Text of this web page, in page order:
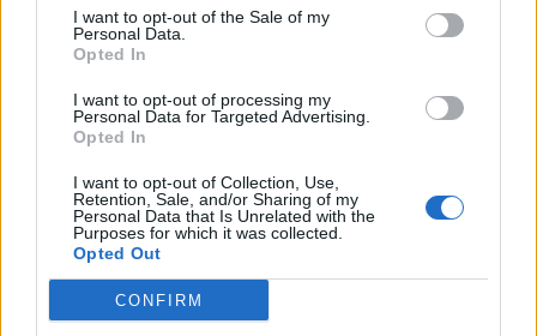
I want to opt-out of the Sale of my
Personal Data.
Opted In
I want to opt-out of processing my
Personal Data for Targeted Advertising.
Opted In
I want to opt-out of Collection, Use,
Retention, Sale, and/or Sharing of my
Personal Data that Is Unrelated with the
Purposes for which it was collected.
Opted Out
CONFIRM
Prawa autorskie do zdjęć:
Gina Sanders/stock.adobe.com
richardlyons/stock.adobe.com
Dan Race/stock.adobe.com
Czy podoba Ci się nasza strona internetowa? podziel
się nim ze znajomymi